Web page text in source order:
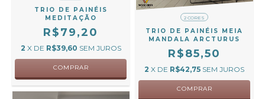
TRIO DE PAINÉIS
MEDITAÇÃO
R$79,20
2 X DE R$39,60 SEM JUROS
COMPRAR
2 CORES
TRIO DE PAINÉIS MEIA
MANDALA ARCTURUS
R$85,50
2 X DE R$42,75 SEM JUROS
COMPRAR